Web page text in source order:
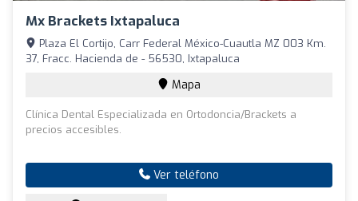
Mx Brackets Ixtapaluca
Plaza El Cortijo, Carr Federal México-Cuautla MZ 003 Km.
37, Fracc. Hacienda de - 56530, Ixtapaluca
Mapa
Clínica Dental Especializada en Ortodoncia/Brackets a
precios accesibles.
Ver teléfono